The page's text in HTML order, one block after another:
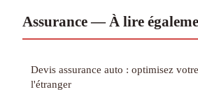
Assurance — À lire
Devis assurance auto : optimisez
l'étranger